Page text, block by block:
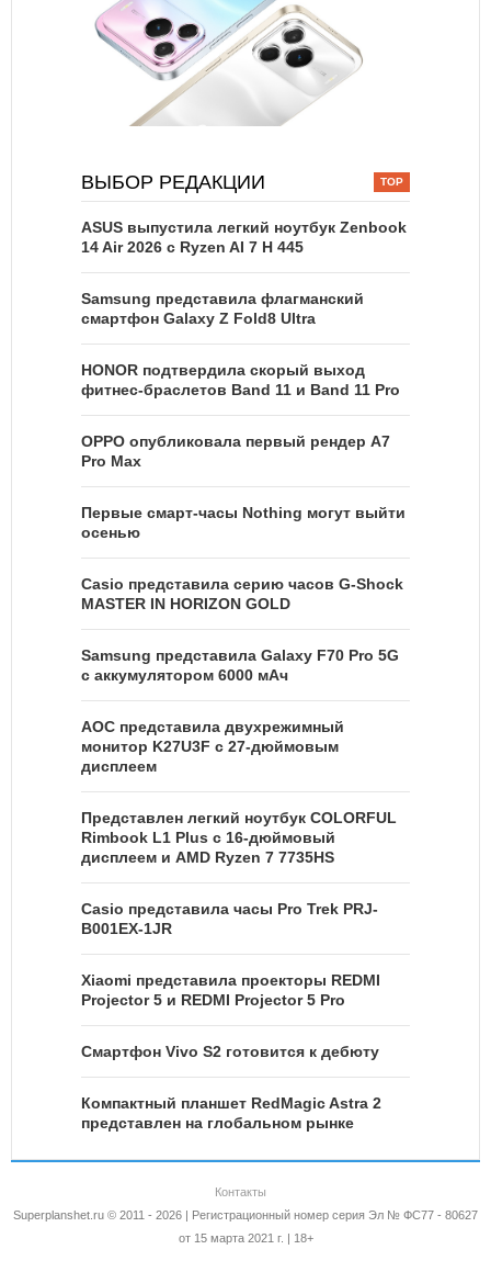
ВЫБОР РЕДАКЦИИ
ASUS выпустила легкий ноутбук Zenbook
14 Air 2026 с Ryzen AI 7 H 445
Samsung представила флагманский
смартфон Galaxy Z Fold8 Ultra
HONOR подтвердила скорый выход
фитнес-браслетов Band 11 и Band 11 Pro
OPPO опубликовала первый рендер A7
Pro Max
Первые смарт-часы Nothing могут выйти
осенью
Casio представила серию часов G-Shock
MASTER IN HORIZON GOLD
Samsung представила Galaxy F70 Pro 5G
с аккумулятором 6000 мАч
AOC представила двухрежимный
монитор K27U3F с 27-дюймовым
дисплеем
Представлен легкий ноутбук COLORFUL
Rimbook L1 Plus с 16-дюймовый
дисплеем и AMD Ryzen 7 7735HS
Casio представила часы Pro Trek PRJ-
B001EX-1JR
Xiaomi представила проекторы REDMI
Projector 5 и REDMI Projector 5 Pro
Смартфон Vivo S2 готовится к дебюту
Компактный планшет RedMagic Astra 2
представлен на глобальном рынке
Контакты
Superplanshet.ru © 2011 - 2026 | Регистрационный номер серия Эл № ФС77 - 80627
от 15 марта 2021 г. | 18+